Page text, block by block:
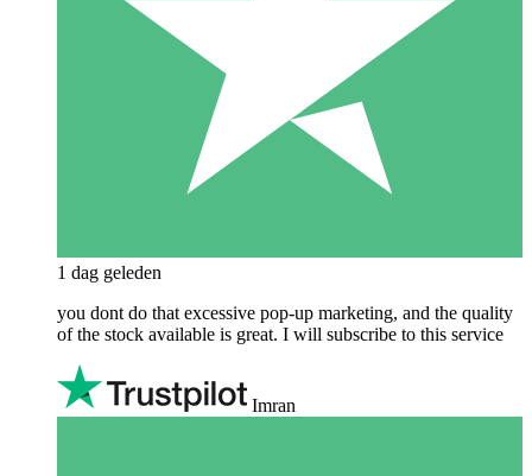
1 dag geleden
you dont do that excessive pop-up marketing, and the quality
of the stock available is great. I will subscribe to this service
Imran